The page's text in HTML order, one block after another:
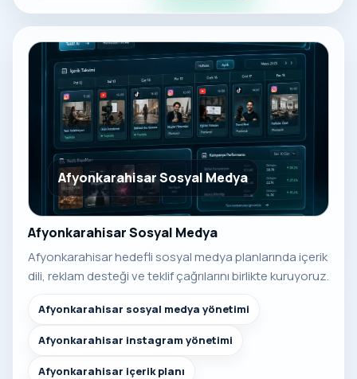
Afyonkarahisar Sosyal Medya
Afyonkarahisar Sosyal Medya
Afyonkarahisar hedefli sosyal medya planlarında içerik
dili, reklam desteği ve teklif çağrılarını birlikte kuruyoruz.
Afyonkarahisar sosyal medya yönetimi
Afyonkarahisar instagram yönetimi
Afyonkarahisar içerik planı